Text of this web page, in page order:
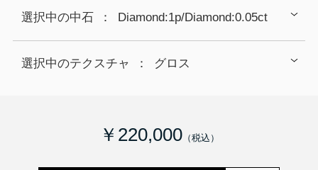
選択中の中石 ： Diamond:1p/Diamond:0.05ct
選択中のテクスチャ ： グロス
￥220,000